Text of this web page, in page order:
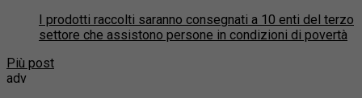
I prodotti raccolti saranno consegnati a 10 enti del terzo
settore che assistono persone in condizioni di povertà
Più post
adv